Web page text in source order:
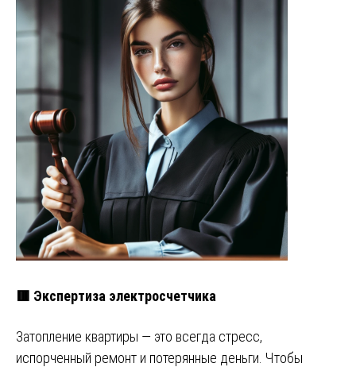
🟥 Экспертиза электросчетчика
Затопление квартиры — это всегда стресс,
испорченный ремонт и потерянные деньги. Чтобы